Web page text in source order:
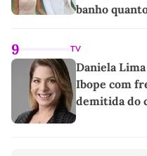
banho
9 TV
Daniela
Ibope com
demitida do